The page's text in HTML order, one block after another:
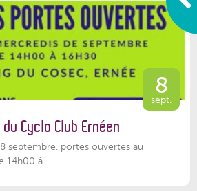
8
sept.
Cyclo Club Ernéen
septembre, portes ouvertes au
à...